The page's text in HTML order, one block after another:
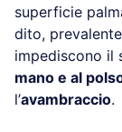
superficie
dito,
impediscono il
mano e al
l’avambraccio.